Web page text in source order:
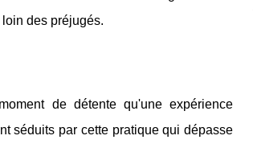
des préjugés.
de détente qu'une expérience
séduits par cette pratique qui dépasse